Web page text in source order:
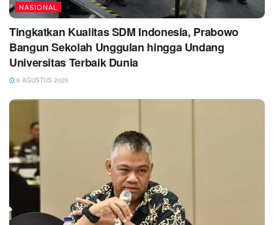
NASIONAL
Tingkatkan Kualitas SDM Indonesia, Prabowo
Bangun Sekolah Unggulan hingga Undang
Universitas Terbaik Dunia
6 AGUSTUS 2026